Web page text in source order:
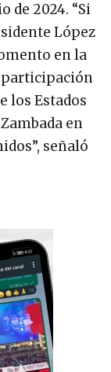
de 2024. “Si
López
en la
participación
los Estados
en
señaló